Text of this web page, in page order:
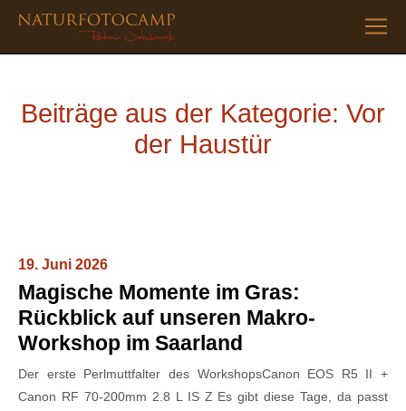
Beiträge aus der Kategorie: Vor
der Haustür
19. Juni 2026
Magische Momente im Gras:
Rückblick auf unseren Makro-
Workshop im Saarland
Der erste Perlmuttfalter des WorkshopsCanon EOS R5 II +
Canon RF 70-200mm 2.8 L IS Z Es gibt diese Tage, da passt